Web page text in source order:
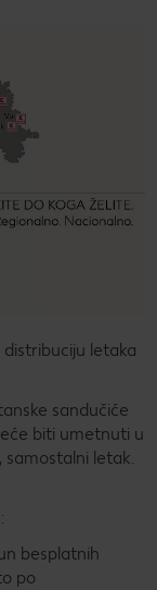
letaka
sandučiće
biti umetnuti u
samostalni letak.
besplatnih
po